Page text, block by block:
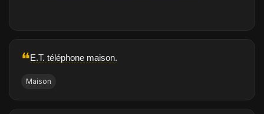
❝E.T. téléphone maison.
Maison